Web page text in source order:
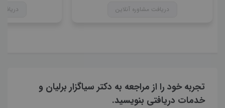
دریافت مشاوره آنلاین
تجربه خود را از مراجعه به دکتر سیاگزار برلیان و
خدمات دریافتی بنویسید.